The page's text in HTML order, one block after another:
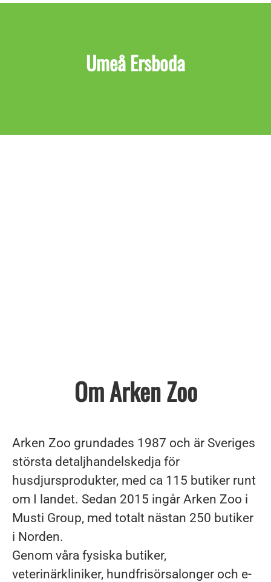
Umeå Ersboda
Om Arken Zoo
Arken Zoo grundades 1987 och är Sveriges
största detaljhandelskedja för
husdjursprodukter, med ca 115 butiker runt
om I landet. Sedan 2015 ingår Arken Zoo i
Musti Group, med totalt nästan 250 butiker
i Norden.
Genom våra fysiska butiker,
veterinärkliniker, hundfrisörsalonger och e-